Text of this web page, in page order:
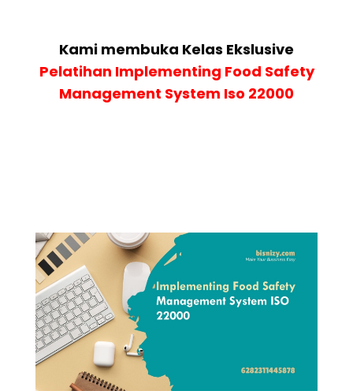
Kami membuka Kelas Ekslusive
Pelatihan Implementing Food Safety
Management System Iso 22000